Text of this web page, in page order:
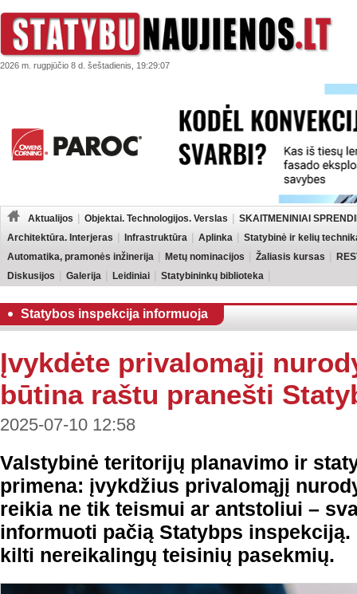
2026 m. rugpjūčio 8 d. šeštadienis, 19:29:07
Aktualijos Objektai. Technologijos. Verslas
SKAITMENINIAI
Architektūra. Interjeras
Infrastruktūra Aplinka
Statybinė ir kelių
Automatika, pramonės inžinerija
Metų nominacijos Žaliasis kursas
Diskusijos
Galerija Leidiniai Statybininkų biblioteka
Statybos inspekcija informuoja
Įvykdėte privalomąjį
būtina raštu pranešti
2025-07-10 12:58
Valstybinė teritorijų planavimo ir
primena: įvykdžius privalomąjį
reikia ne tik teismui ar antstoliui –
informuoti pačią Statybps
kilti nereikalingų teisinių pasekmių.